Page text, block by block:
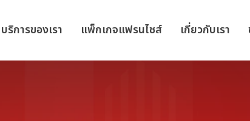
บริการของเรา แพ็กเกจแฟรนไชส์ เกี่ยวกับเรา